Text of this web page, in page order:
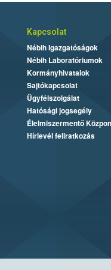
Kapcsolat
Nébih Igazgatóságok
Nébih Laboratóriumok
Kormányhivatalok
Sajtókapcsolat
Ügyfélszolgálat
Hatósági jogsegély
Élelmiszermentő
Hírlevél feliratkozás